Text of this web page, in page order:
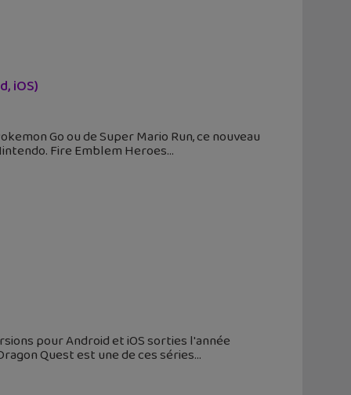
iOS)
Go ou de Super Mario Run, ce nouveau
Fire Emblem Heroes
pour Android et iOS sorties l'année
Quest est une de ces séries